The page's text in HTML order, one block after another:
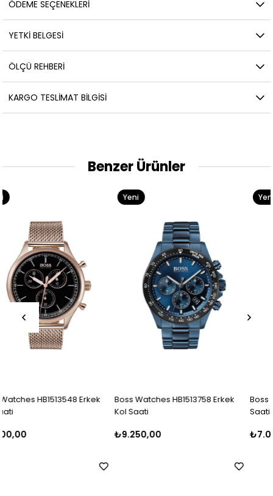
ÖDEME SEÇENEKLERI
YETKİ BELGESİ
ÖLÇÜ REHBERI
KARGO TESLIMAT BILGISI
Benzer Ürünler
Boss Watches HB1513758 Erkek
₺9.250,00
Boss Watches HB1513811 Erkek
₺7.000,00